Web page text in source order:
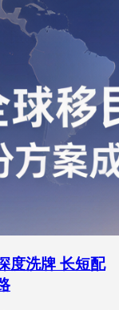
度洗牌 长短配